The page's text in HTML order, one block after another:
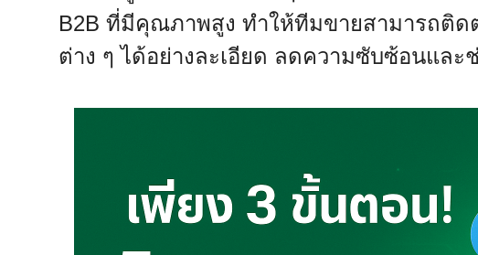
B2B ที่มีคุณภาพสูง ทำให้ทีมขายสามารถติด
ต่าง ๆ ได้อย่างละเอียด ลดความซับซ้อนและ